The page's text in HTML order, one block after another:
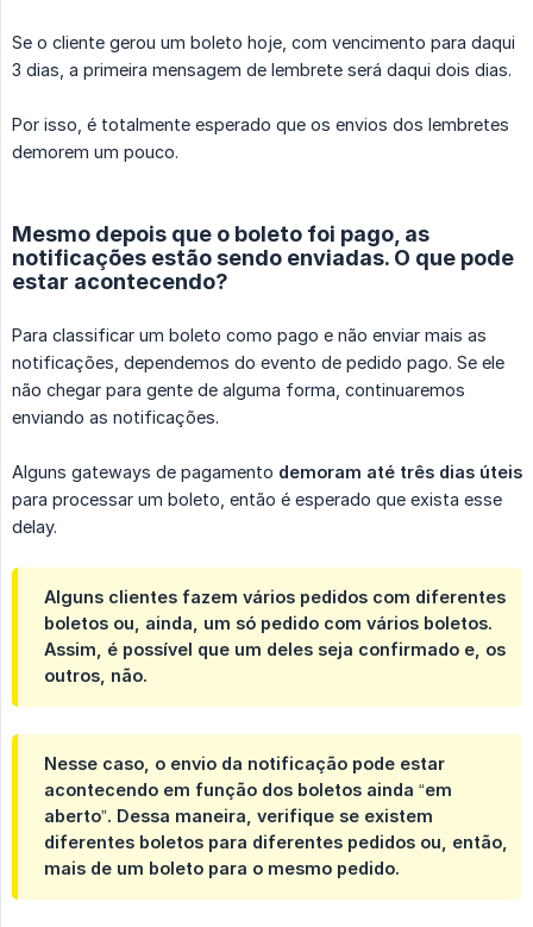
Se o cliente gerou um boleto hoje, com vencimento para daqui
3 dias, a primeira mensagem de lembrete será daqui dois dias.
Por isso, é totalmente esperado que os envios dos lembretes
demorem um pouco.
Mesmo depois que o boleto foi pago, as
notificações estão sendo enviadas. O que pode
estar acontecendo?
Para classificar um boleto como pago e não enviar mais as
notificações, dependemos do evento de pedido pago. Se ele
não chegar para gente de alguma forma, continuaremos
enviando as notificações.
Alguns gateways de pagamento demoram até três dias úteis
para processar um boleto, então é esperado que exista esse
delay.
Alguns clientes fazem vários pedidos com diferentes
boletos ou, ainda, um só pedido com vários boletos.
Assim, é possível que um deles seja confirmado e, os
outros, não.
Nesse caso, o envio da notificação pode estar
acontecendo em função dos boletos ainda “em
aberto”. Dessa maneira, verifique se existem
diferentes boletos para diferentes pedidos ou, então,
mais de um boleto para o mesmo pedido.